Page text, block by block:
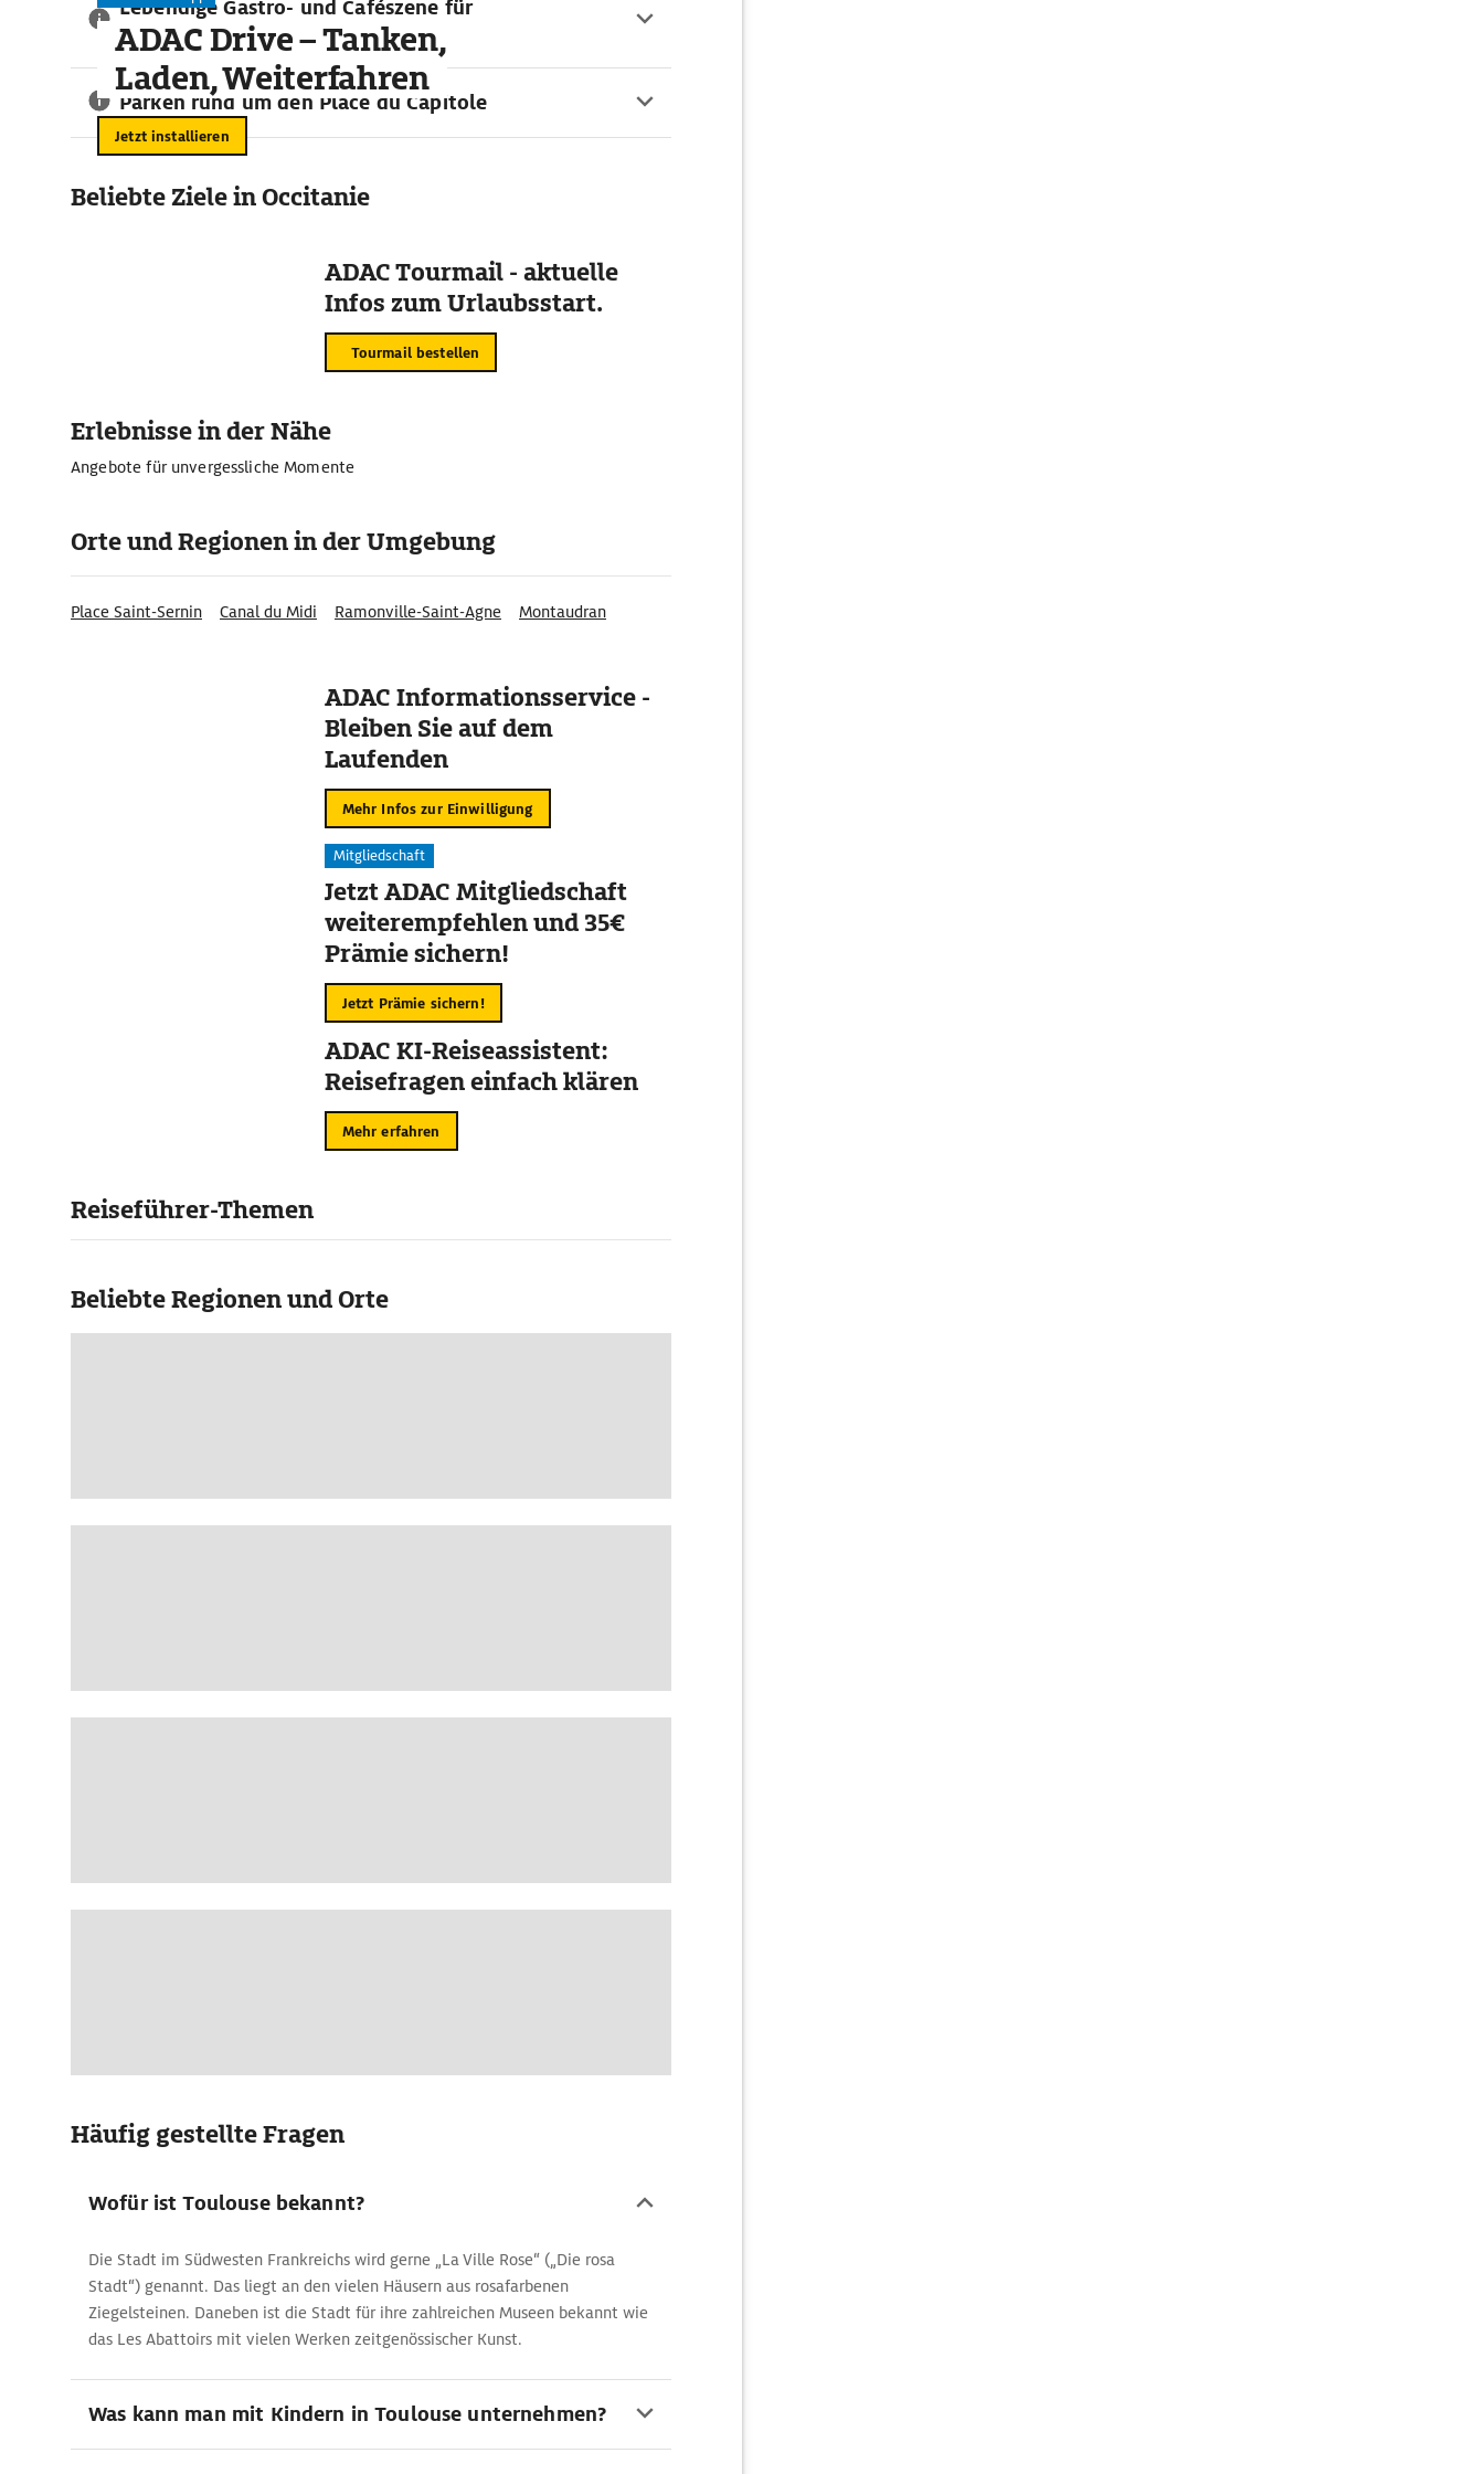
Lebendige Gastro- und Cafészene für
Feinschmecker
Parken rund um den Place du Capitole
ADAC Drive – Tanken,
Laden, Weiterfahren
Jetzt installieren
Beliebte Ziele in Occitanie
ADAC Tourmail - aktuelle
Infos zum Urlaubsstart.
Tourmail bestellen
Erlebnisse in der Nähe
Angebote für unvergessliche Momente
Orte und Regionen in der Umgebung
Place Saint-Sernin Canal du Midi Ramonville-Saint-Agne Montaudran
ADAC Informationsservice -
Bleiben Sie auf dem
Laufenden
Mehr Infos zur Einwilligung
Mitgliedschaft
Jetzt ADAC Mitgliedschaft
weiterempfehlen und 35€
Prämie sichern!
Jetzt Prämie sichern!
ADAC KI-Reiseassistent:
Reisefragen einfach klären
Mehr erfahren
Reiseführer-Themen
Beliebte Regionen und Orte
Häufig gestellte Fragen
Wofür ist Toulouse bekannt?
Die Stadt im Südwesten Frankreichs wird gerne „La Ville Rose“ („Die rosa
Stadt“) genannt. Das liegt an den vielen Häusern aus rosafarbenen
Ziegelsteinen. Daneben ist die Stadt für ihre zahlreichen Museen bekannt wie
das Les Abattoirs mit vielen Werken zeitgenössischer Kunst.
Was kann man mit Kindern in Toulouse unternehmen?